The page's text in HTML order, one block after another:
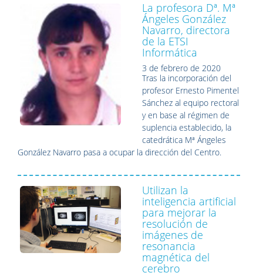
La profesora Dª. Mª
Ángeles González
Navarro, directora
de la ETSI
Informática
3 de febrero de 2020
Tras la incorporación del
profesor Ernesto Pimentel
Sánchez al equipo rectoral
y en base al régimen de
suplencia establecido, la
catedrática Mª Ángeles
González Navarro pasa a ocupar la dirección del Centro.
Utilizan la
inteligencia artificial
para mejorar la
resolución de
imágenes de
resonancia
magnética del
cerebro